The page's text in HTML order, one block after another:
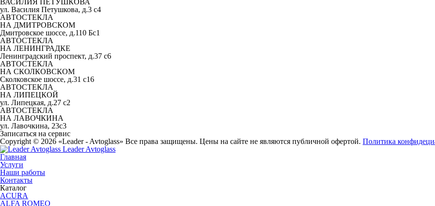
ВАСИЛИЯ ПЕТУШКОВА
ул. Василия Петушкова, д.3 с4
АВТОСТЕКЛА
НА ДМИТРОВСКОМ
Дмитровское шоссе, д.110 Бс1
АВТОСТЕКЛА
НА ЛЕНИНГРАДКЕ
Ленинградский проспект, д.37 c6
АВТОСТЕКЛА
НА СКОЛКОВСКОМ
Сколковское шоссе, д.31 с16
АВТОСТЕКЛА
НА ЛИПЕЦКОЙ
ул. Липецкая, д.27 с2
АВТОСТЕКЛА
НА ЛАВОЧКИНА
ул. Лавочкина, 23с3
Записаться на сервис
Copyright © 2026 «Leader - Avtoglass» Все права защищены. Цены на сайте не являются публичной офертой. Политика
Leader Avtoglass
Главная
Услуги
Наши работы
Контакты
Каталог
ACURA
ALFA ROMEO